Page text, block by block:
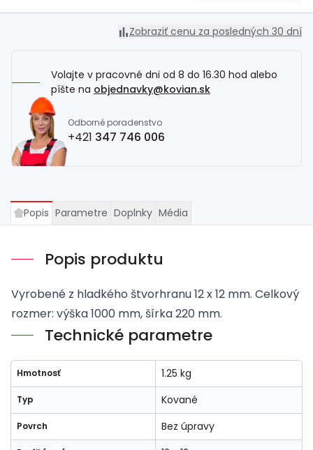
Zobraziť cenu za posledných 30 dní
Volajte v pracovné dni od 8 do 16.30 hod alebo
píšte na objednavky@kovian.sk
Odborné poradenstvo
+421 347 746 006
Popis Parametre Doplnky Média
Popis produktu
Vyrobené z hladkého štvorhranu 12 x 12 mm. Celkový
rozmer: výška 1000 mm, šírka 220 mm.
Technické parametre
Hmotnosť 1.25 kg
Typ Kované
Povrch Bez úpravy